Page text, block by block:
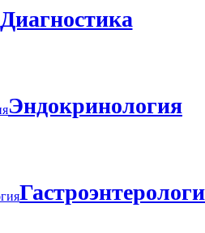
Диагностика
Эндокринология